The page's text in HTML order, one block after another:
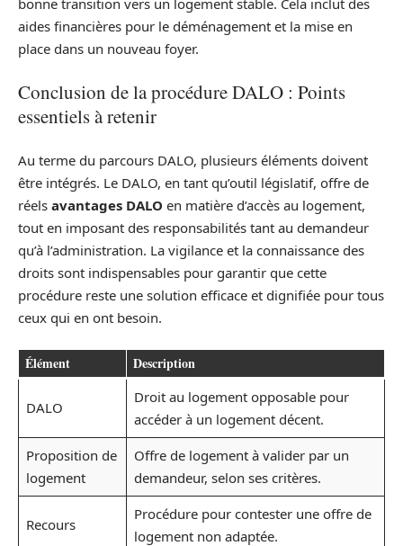
aides financières pour le déménagement et la mise en
place dans un nouveau foyer.
Conclusion de la procédure DALO : Points
essentiels à retenir
Au terme du parcours DALO, plusieurs éléments doivent
être intégrés. Le DALO, en tant qu’outil législatif, offre de
réels avantages DALO en matière d’accès au logement,
tout en imposant des responsabilités tant au demandeur
qu’à l’administration. La vigilance et la connaissance des
droits sont indispensables pour garantir que cette
procédure reste une solution efficace et dignifiée pour tous
ceux qui en ont besoin.
Élément Description
DALO
Droit au logement opposable pour
accéder à un logement décent.
Proposition de
logement
Offre de logement à valider par un
demandeur, selon ses critères.
Recours
Procédure pour contester une offre de
logement non adaptée.